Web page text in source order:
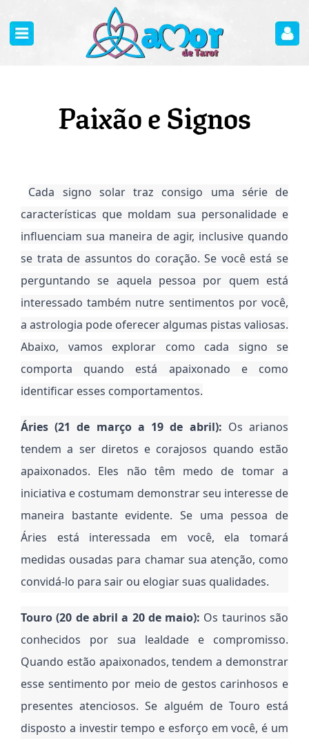
Paixão e Signos
Cada signo solar traz consigo uma série de
características que moldam sua personalidade e
influenciam sua maneira de agir, inclusive quando
se trata de assuntos do coração. Se você está se
perguntando se aquela pessoa por quem está
interessado também nutre sentimentos por você,
a astrologia pode oferecer algumas pistas valiosas.
Abaixo, vamos explorar como cada signo se
comporta quando está apaixonado e como
identificar esses comportamentos.
Áries (21 de março a 19 de abril): Os arianos
tendem a ser diretos e corajosos quando estão
apaixonados. Eles não têm medo de tomar a
iniciativa e costumam demonstrar seu interesse de
maneira bastante evidente. Se uma pessoa de
Áries está interessada em você, ela tomará
medidas ousadas para chamar sua atenção, como
convidá-lo para sair ou elogiar suas qualidades.
Touro (20 de abril a 20 de maio): Os taurinos são
conhecidos por sua lealdade e compromisso.
Quando estão apaixonados, tendem a demonstrar
esse sentimento por meio de gestos carinhosos e
presentes atenciosos. Se alguém de Touro está
disposto a investir tempo e esforço em você, é um